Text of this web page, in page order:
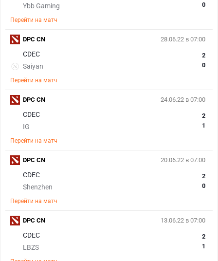
Ybb Gaming
0
Перейти на матч
28.06.22 в 07:00
CDEC
Saiyan
2
0
Перейти на матч
DPC CN
24.06.22 в 07:00
CDEC
IG
2
1
Перейти на матч
DPC CN
20.06.22 в 07:00
CDEC
Shenzhen
2
0
Перейти на матч
DPC CN
13.06.22 в 07:00
CDEC
LBZS
2
1
DPC CN